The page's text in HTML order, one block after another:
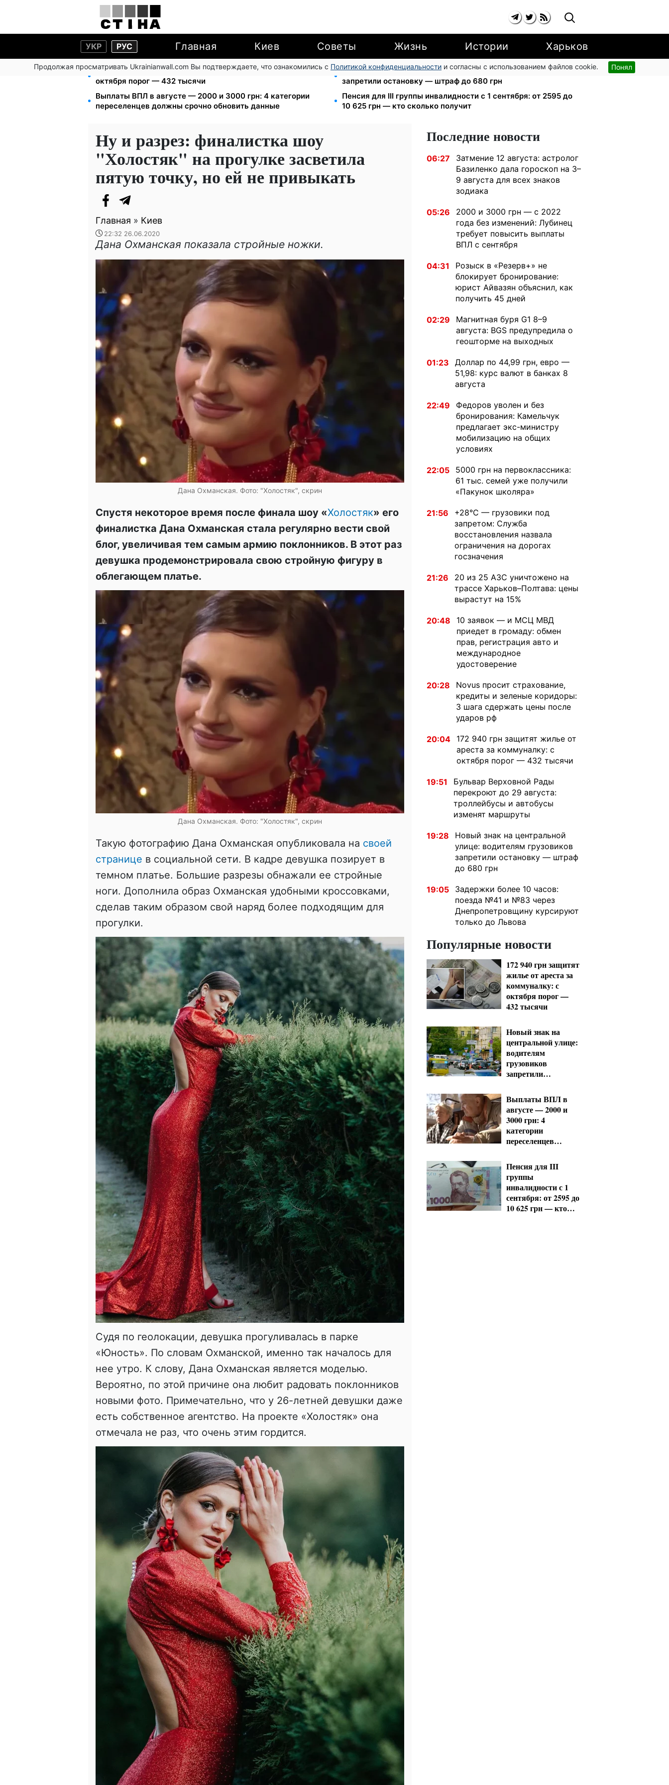
УКР РУС Главная Киев Советы Жизнь Истории Харьков
Продолжая просматривать Ukrainianwall.com Вы подтверждаете, что ознакомились с Политикой конфиденциальности и согласны с использованием файлов cookie. Понял
172 940 грн защитят жилье от ареста за коммуналку: с
октября порог — 432 тысячи
Новый знак на центральной улице: водителям грузовиков
запретили остановку — штраф до 680 грн
Выплаты ВПЛ в августе — 2000 и 3000 грн: 4 категории
переселенцев должны срочно обновить данные
Пенсия для III группы инвалидности с 1 сентября: от 2595 до
10 625 грн — кто сколько получит
Ну и разрез: финалистка шоу
"Холостяк" на прогулке засветила
пятую точку, но ей не привыкать
Главная » Киев
22:32 26.06.2020
Дана Охманская показала стройные ножки.
Дана Охманская. Фото: "Холостяк", скрин
Спустя некоторое время после финала шоу «Холостяк» его
финалистка Дана Охманская стала регулярно вести свой
блог, увеличивая тем самым армию поклонников. В этот раз
девушка продемонстрировала свою стройную фигуру в
облегающем платье.
Дана Охманская. Фото: "Холостяк", скрин
Такую фотографию Дана Охманская опубликовала на своей
странице в социальной сети. В кадре девушка позирует в
темном платье. Большие разрезы обнажали ее стройные
ноги. Дополнила образ Охманская удобными кроссовками,
сделав таким образом свой наряд более подходящим для
прогулки.
Судя по геолокации, девушка прогуливалась в парке
«Юность». По словам Охманской, именно так началось для
нее утро. К слову, Дана Охманская является моделью.
Вероятно, по этой причине она любит радовать поклонников
новыми фото. Примечательно, что у 26-летней девушки даже
есть собственное агентство. На проекте «Холостяк» она
отмечала не раз, что очень этим гордится.
Последние новости
06:27
Затмение 12 августа: астролог
Базиленко дала гороскоп на 3–
9 августа для всех знаков
зодиака
05:26
2000 и 3000 грн — с 2022
года без изменений: Лубинец
требует повысить выплаты
ВПЛ с сентября
04:31
Розыск в «Резерв+» не
блокирует бронирование:
юрист Айвазян объяснил, как
получить 45 дней
02:29
Магнитная буря G1 8–9
августа: BGS предупредила о
геошторме на выходных
01:23
Доллар по 44,99 грн, евро —
51,98: курс валют в банках 8
августа
22:49
Федоров уволен и без
бронирования: Камельчук
предлагает экс-министру
мобилизацию на общих
условиях
22:05
5000 грн на первоклассника:
61 тыс. семей уже получили
«Пакунок школяра»
21:56
+28°C — грузовики под
запретом: Служба
восстановления назвала
ограничения на дорогах
госзначения
21:26
20 из 25 АЗС уничтожено на
трассе Харьков–Полтава: цены
вырастут на 15%
20:48
10 заявок — и МСЦ МВД
приедет в громаду: обмен
прав, регистрация авто и
международное
удостоверение
20:28
Novus просит страхование,
кредиты и зеленые коридоры:
3 шага сдержать цены после
ударов рф
20:04
172 940 грн защитят жилье от
ареста за коммуналку: с
октября порог — 432 тысячи
19:51
Бульвар Верховной Рады
перекроют до 29 августа:
троллейбусы и автобусы
изменят маршруты
19:28
Новый знак на центральной
улице: водителям грузовиков
запретили остановку — штраф
до 680 грн
19:05
Задержки более 10 часов:
поезда №41 и №83 через
Днепропетровщину курсируют
только до Львова
Популярные новости
172 940 грн защитят
жилье от ареста за
коммуналку: с
октября порог —
432 тысячи
Новый знак на
центральной улице:
водителям
грузовиков
запретили
до 680 грн
Выплаты ВПЛ в
августе — 2000 и
3000 грн: 4
категории
переселенцев
обновить данные
Пенсия для III
группы
инвалидности с 1
сентября: от 2595 до
10 625 грн — кто